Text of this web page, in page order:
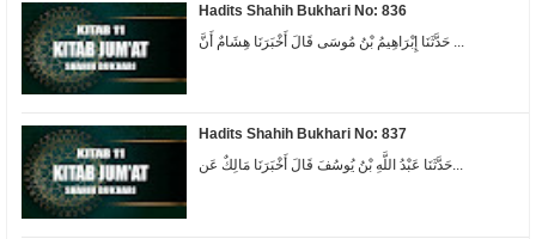
Hadits Shahih Bukhari No: 836
Hadits Shahih Bukhari No: 837
حَدَّثَنَا عَبْدُ اللَّهِ بْنُ يُوسُفَ قَالَ أَخْبَرَنَا مَالِكٌ عَن...